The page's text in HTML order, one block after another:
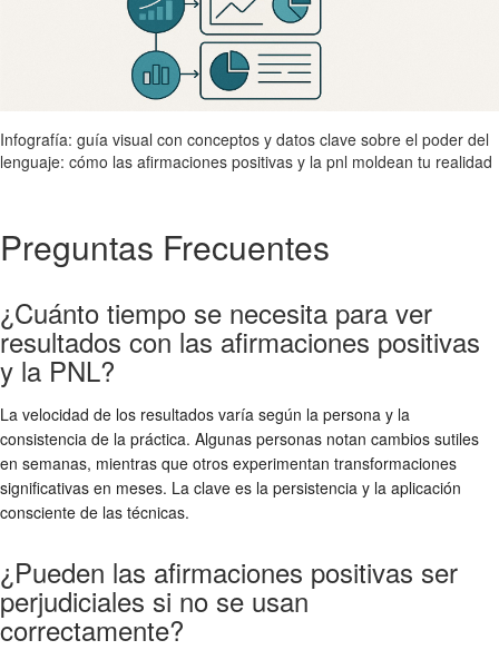
Infografía: guía visual con conceptos y datos clave sobre el poder del
lenguaje: cómo las afirmaciones positivas y la pnl moldean tu realidad
Preguntas Frecuentes
¿Cuánto tiempo se necesita para ver
resultados con las afirmaciones positivas
y la PNL?
La velocidad de los resultados varía según la persona y la
consistencia de la práctica. Algunas personas notan cambios sutiles
en semanas, mientras que otros experimentan transformaciones
significativas en meses. La clave es la persistencia y la aplicación
consciente de las técnicas.
¿Pueden las afirmaciones positivas ser
perjudiciales si no se usan
correctamente?